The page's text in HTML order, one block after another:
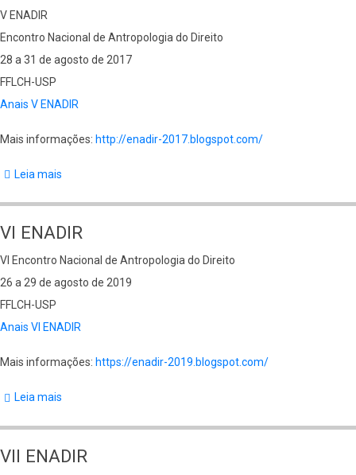
V ENADIR
Encontro Nacional de Antropologia do Direito
28 a 31 de agosto de 2017
FFLCH-USP
Anais V ENADIR
Mais informações: http://enadir-2017.blogspot.com/
Leia mais
VI ENADIR
VI Encontro Nacional de Antropologia do Direito
26 a 29 de agosto de 2019
FFLCH-USP
Anais VI ENADIR
Mais informações: https://enadir-2019.blogspot.com/
Leia mais
VII ENADIR